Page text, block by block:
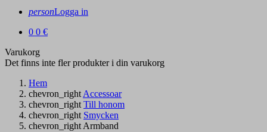
personLogga in
0 0 €
Varukorg
Det finns inte fler produkter i din varukorg
Hem
chevron_rightAccessoar
chevron_right Till honom
chevron_right Smycken
chevron_rightArmband